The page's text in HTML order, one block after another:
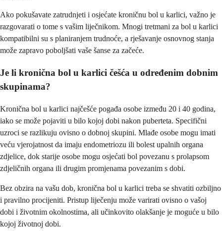
Ako pokušavate zatrudnjeti i osjećate kroničnu bol u karlici, važno je
razgovarati o tome s vašim liječnikom. Mnogi tretmani za bol u karlici
kompatibilni su s planiranjem trudnoće, a rješavanje osnovnog stanja
može zapravo poboljšati vaše šanse za začeće.
Je li kronična bol u karlici češća u određenim dobnim
skupinama?
Kronična bol u karlici najčešće pogađa osobe između 20 i 40 godina,
iako se može pojaviti u bilo kojoj dobi nakon puberteta. Specifični
uzroci se razlikuju ovisno o dobnoj skupini. Mlađe osobe mogu imati
veću vjerojatnost da imaju endometriozu ili bolest upalnih organa
zdjelice, dok starije osobe mogu osjećati bol povezanu s prolapsom
zdjeličnih organa ili drugim promjenama povezanim s dobi.
Bez obzira na vašu dob, kronična bol u karlici treba se shvatiti ozbiljno
i pravilno procijeniti. Pristup liječenju može varirati ovisno o vašoj
dobi i životnim okolnostima, ali učinkovito olakšanje je moguće u bilo
kojoj životnoj dobi.